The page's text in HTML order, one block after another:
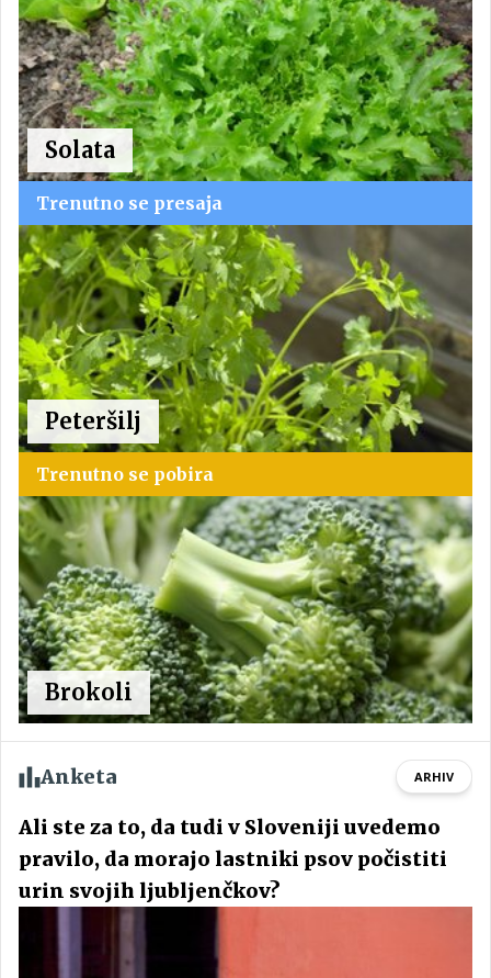
Solata
Trenutno se presaja
Peteršilj
Trenutno se pobira
Brokoli
Anketa ARHIV
Ali ste za to, da tudi v Sloveniji uvedemo
pravilo, da morajo lastniki psov počistiti
urin svojih ljubljenčkov?